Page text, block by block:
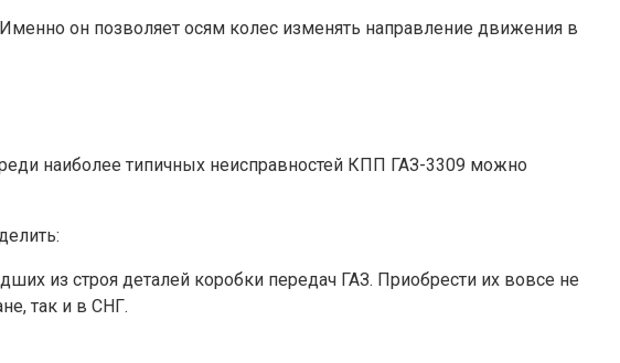
он позволяет осям колес изменять направление движения в
наиболее типичных неисправностей КПП ГАЗ-3309 можно
из строя деталей коробки передач ГАЗ. Приобрести их вовсе не
так и в СНГ.